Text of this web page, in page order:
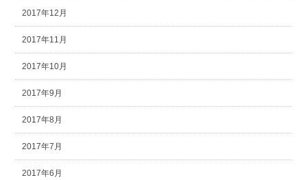
2017年12月
2017年11月
2017年10月
2017年9月
2017年8月
2017年7月
2017年6月